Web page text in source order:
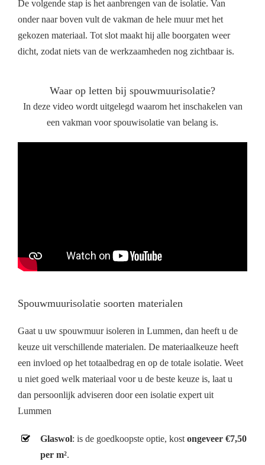
De volgende stap is het aanbrengen van de isolatie. Van
onder naar boven vult de vakman de hele muur met het
gekozen materiaal. Tot slot maakt hij alle boorgaten weer
dicht, zodat niets van de werkzaamheden nog zichtbaar is.
Waar op letten bij spouwmuurisolatie?
In deze video wordt uitgelegd waarom het inschakelen van
een vakman voor spouwisolatie van belang is.
Spouwmuurisolatie soorten materialen
Gaat u uw spouwmuur isoleren in Lummen, dan heeft u de
keuze uit verschillende materialen. De materiaalkeuze heeft
een invloed op het totaalbedrag en op de totale isolatie. Weet
u niet goed welk materiaal voor u de beste keuze is, laat u
dan persoonlijk adviseren door een isolatie expert uit
Lummen
Glaswol: is de goedkoopste optie, kostongeveer €7,50
per m².